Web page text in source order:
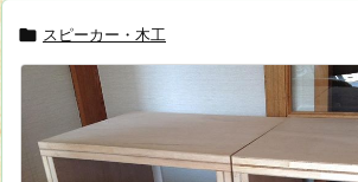
 スピーカー・木工